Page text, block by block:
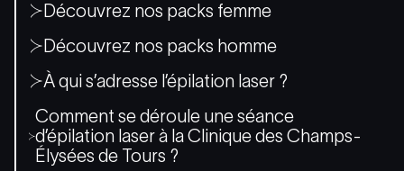
Découvrez nos packs femme
Découvrez nos packs homme
À qui s’adresse l’épilation laser ?
Comment se déroule une séance
d’épilation laser à la Clinique des Champs-
Élysées de Tours ?